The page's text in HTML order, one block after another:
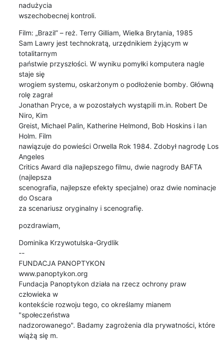
nadużycia
wszechobecnej kontroli.
Film: „Brazil” – reż. Terry Gilliam, Wielka Brytania, 1985
Sam Lawry jest technokratą, urzędnikiem żyjącym w
totalitarnym
państwie przyszłości. W wyniku pomyłki komputera nagle
staje się
wrogiem systemu, oskarżonym o podłożenie bomby. Główną
rolę zagrał
Jonathan Pryce, a w pozostałych wystąpili m.in. Robert De
Niro, Kim
Greist, Michael Palin, Katherine Helmond, Bob Hoskins i Ian
Holm. Film
nawiązuje do powieści Orwella Rok 1984. Zdobył nagrodę Los
Angeles
Critics Award dla najlepszego filmu, dwie nagrody BAFTA
(najlepsza
scenografia, najlepsze efekty specjalne) oraz dwie nominacje
do Oscara
za scenariusz oryginalny i scenografię.
pozdrawiam,
Dominika Krzywotulska-Grydlik
--
FUNDACJA PANOPTYKON
www.panoptykon.org
Fundacja Panoptykon działa na rzecz ochrony praw
człowieka w
kontekście rozwoju tego, co określamy mianem
"społeczeństwa
nadzorowanego". Badamy zagrożenia dla prywatności, które
wiążą się m.